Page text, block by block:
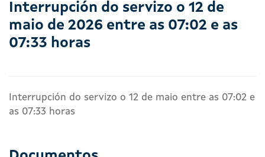
Interrupción do servizo o 12 de
maio de 2026 entre as 07:02 e as
07:33 horas
Interrupción do servizo o 12 de maio entre as 07:02 e
as 07:33 horas